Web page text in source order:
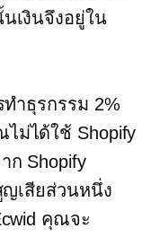
เงินจึงอยู่ใน
ำธุรกรรม 2%
ม่ได้ใช้ Shopify
ก Shopify
ญเสียส่วนหนึ่ง
คุณจะ